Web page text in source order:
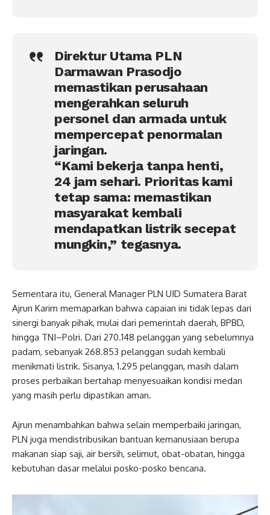
Direktur Utama PLN
Darmawan Prasodjo
memastikan perusahaan
mengerahkan seluruh
personel dan armada untuk
mempercepat penormalan
jaringan.
“Kami bekerja tanpa henti,
24 jam sehari. Prioritas kami
tetap sama: memastikan
masyarakat kembali
mendapatkan listrik secepat
mungkin,” tegasnya.
Sementara itu, General Manager PLN UID Sumatera Barat
Ajrun Karim memaparkan bahwa capaian ini tidak lepas dari
sinergi banyak pihak, mulai dari pemerintah daerah, BPBD,
hingga TNI–Polri. Dari 270.148 pelanggan yang sebelumnya
padam, sebanyak 268.853 pelanggan sudah kembali
menikmati listrik. Sisanya, 1.295 pelanggan, masih dalam
proses perbaikan bertahap menyesuaikan kondisi medan
yang masih perlu dipastikan aman.
Ajrun menambahkan bahwa selain memperbaiki jaringan,
PLN juga mendistribusikan bantuan kemanusiaan berupa
makanan siap saji, air bersih, selimut, obat-obatan, hingga
kebutuhan dasar melalui posko-posko bencana.